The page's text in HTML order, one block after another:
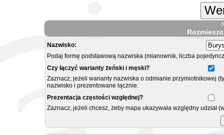
Nazwisko:
Podaj formę podstawową nazwiska (mianownik, liczba
Czy łączyć warianty żeński i męski?
Zaznacz, jeżeli warianty nazwiska o odmianie przymiotnikowej
nazwisko i prezentowane łącznie.
Prezentacja częstości względnej?
Zaznacz, jeżeli chcesz, żeby mapa ukazywała względny